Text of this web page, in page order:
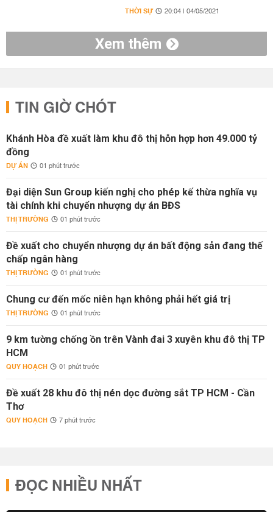
THỜI SỰ 20:04 | 04/05/2021
Xem thêm
TIN GIỜ CHÓT
Khánh Hòa đề xuất làm khu đô thị hỗn hợp hơn 49.000 tỷ
đồng
DỰ ÁN 01 phút trước
Đại diện Sun Group kiến nghị cho phép kế thừa nghĩa vụ
tài chính khi chuyển nhượng dự án BĐS
THỊ TRƯỜNG 01 phút trước
Đề xuất cho chuyển nhượng dự án bất động sản đang thế
chấp ngân hàng
THỊ TRƯỜNG 01 phút trước
Chung cư đến mốc niên hạn không phải hết giá trị
THỊ TRƯỜNG 01 phút trước
9 km tường chống ồn trên Vành đai 3 xuyên khu đô thị TP
HCM
QUY HOẠCH 01 phút trước
Đề xuất 28 khu đô thị nén dọc đường sắt TP HCM - Cần
Thơ
QUY HOẠCH 7 phút trước
ĐỌC NHIỀU NHẤT